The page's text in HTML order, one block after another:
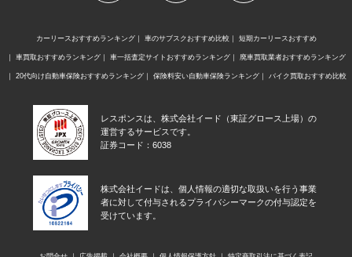
カーリースおすすめランキング 車のサブスクおすすめ比較 短期カーリースおすすめ
車買取おすすめランキング 車一括査定サイトおすすめランキング 廃車買取業者おすすめランキング
20代向け自動車保険おすすめランキング 保険料安い自動車保険ランキング バイク買取おすすめ比較
レスポンスは、株式会社イード（東証グロース上場）の
運営するサービスです。
証券コード：6038
株式会社イードは、個人情報の適切な取扱いを行う事業
者に対して付与されるプライバシーマークの付与認定を
受けています。